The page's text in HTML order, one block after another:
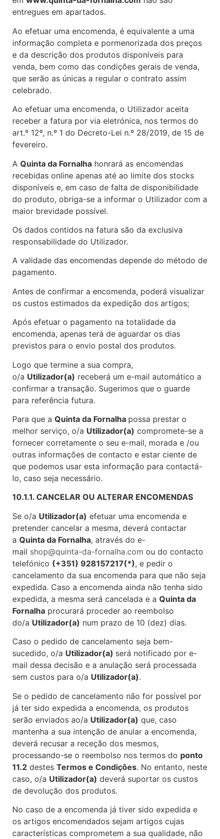
entregues em apartados.
Ao efetuar uma encomenda, é equivalente a uma
informação completa e pormenorizada dos preços
e da descrição dos produtos disponíveis para
venda, bem como das condições gerais de venda,
que serão as únicas a regular o contrato assim
celebrado.
Ao efetuar uma encomenda, o Utilizador aceita
receber a fatura por via eletrónica, nos termos do
art.º 12º, n.º 1 do Decreto-Lei n.º 28/2019, de 15 de
fevereiro.
A Quinta da Fornalha honrará as encomendas
recebidas online apenas até ao limite dos stocks
disponíveis e, em caso de falta de disponibilidade
do produto, obriga-se a informar o Utilizador com a
maior brevidade possível.
Os dados contidos na fatura são da exclusiva
responsabilidade do Utilizador.
A validade das encomendas depende do método de
pagamento.
Antes de confirmar a encomenda, poderá visualizar
os custos estimados da expedição dos artigos;
Após efetuar o pagamento na totalidade da
encomenda, apenas terá de aguardar os dias
previstos para o envio postal dos produtos.
Logo que termine a sua compra,
o/a Utilizador(a) receberá um e-mail automático a
confirmar a transação. Sugerimos que o guarde
para referência futura.
Para que a Quinta da Fornalha possa prestar o
melhor serviço, o/a Utilizador(a) compromete-se a
fornecer corretamente o seu e-mail, morada e /ou
outras informações de contacto e estar ciente de
que podemos usar esta informação para contactá-
lo, caso seja necessário.
10.1.1. CANCELAR OU ALTERAR ENCOMENDAS
Se o/a Utilizador(a) efetuar uma encomenda e
pretender cancelar a mesma, deverá contactar
a Quinta da Fornalha, através do e-
mail shop@quinta-da-fornalha.com ou do contacto
telefónico (+351) 928157217(*), e pedir o
cancelamento da sua encomenda para que não seja
expedida. Caso a encomenda ainda não tenha sido
expedida, a mesma será cancelada e a Quinta da
Fornalha procurará proceder ao reembolso
do/a Utilizador(a) num prazo de 10 (dez) dias.
Caso o pedido de cancelamento seja bem-
sucedido, o/a Utilizador(a) será notificado por e-
mail dessa decisão e a anulação será processada
sem custos para o/a Utilizador(a).
Se o pedido de cancelamento não for possível por
já ter sido expedida a encomenda, os produtos
serão enviados ao/a Utilizador(a) que, caso
mantenha a sua intenção de anular a encomenda,
deverá recusar a receção dos mesmos,
processando-se o reembolso nos termos do ponto
11.2 destes Termos e Condições. No entanto, neste
caso, o/a Utilizador(a) deverá suportar os custos
de devolução dos produtos.
No caso de a encomenda já tiver sido expedida e
os artigos encomendados sejam artigos cujas
características comprometem a sua qualidade, não